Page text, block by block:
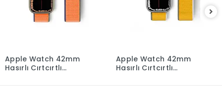
Apple Watch 42mm
Hasırlı Cırtcırtlı
Apple Watch 42mm
Hasırlı Cırtcırtlı